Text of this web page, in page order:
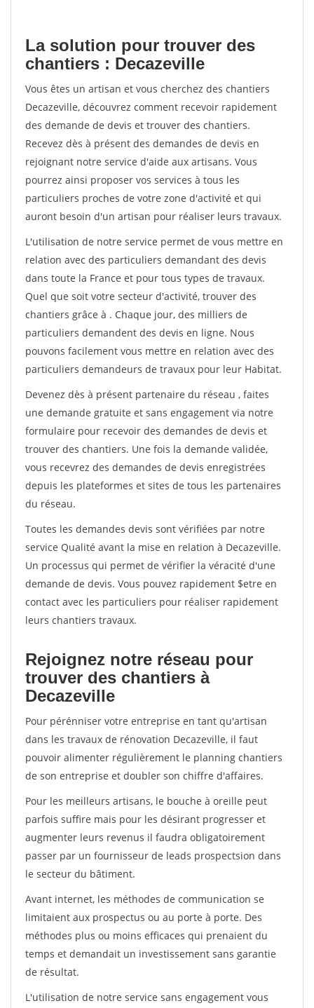
La solution pour trouver des
chantiers : Decazeville
Vous êtes un artisan et vous cherchez des chantiers
Decazeville, découvrez comment recevoir rapidement
des demande de devis et trouver des chantiers.
Recevez dès à présent des demandes de devis en
rejoignant notre service d'aide aux artisans. Vous
pourrez ainsi proposer vos services à tous les
particuliers proches de votre zone d'activité et qui
auront besoin d'un artisan pour réaliser leurs travaux.
L'utilisation de notre service permet de vous mettre en
relation avec des particuliers demandant des devis
dans toute la France et pour tous types de travaux.
Quel que soit votre secteur d'activité, trouver des
chantiers grâce à . Chaque jour, des milliers de
particuliers demandent des devis en ligne. Nous
pouvons facilement vous mettre en relation avec des
particuliers demandeurs de travaux pour leur Habitat.
Devenez dès à présent partenaire du réseau , faites
une demande gratuite et sans engagement via notre
formulaire pour recevoir des demandes de devis et
trouver des chantiers. Une fois la demande validée,
vous recevrez des demandes de devis enregistrées
depuis les plateformes et sites de tous les partenaires
du réseau.
Toutes les demandes devis sont vérifiées par notre
service Qualité avant la mise en relation à Decazeville.
Un processus qui permet de vérifier la véracité d'une
demande de devis. Vous pouvez rapidement $etre en
contact avec les particuliers pour réaliser rapidement
leurs chantiers travaux.
Rejoignez notre réseau pour
trouver des chantiers à
Decazeville
Pour pérénniser votre entreprise en tant qu'artisan
dans les travaux de rénovation Decazeville, il faut
pouvoir alimenter régulièrement le planning chantiers
de son entreprise et doubler son chiffre d'affaires.
Pour les meilleurs artisans, le bouche à oreille peut
parfois suffire mais pour les désirant progresser et
augmenter leurs revenus il faudra obligatoirement
passer par un fournisseur de leads prospectsion dans
le secteur du bâtiment.
Avant internet, les méthodes de communication se
limitaient aux prospectus ou au porte à porte. Des
méthodes plus ou moins efficaces qui prenaient du
temps et demandait un investissement sans garantie
de résultat.
L'utilisation de notre service sans engagement vous